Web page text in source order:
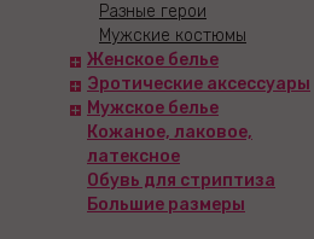
Разные герои
Мужские костюмы
Женское белье
Эротические аксессуары
Мужское белье
Кожаное, лаковое,
латексное
Обувь для стриптиза
Большие размеры
платье
OS
Ободок
белые
УЗНАТЬ ЦЕНУ